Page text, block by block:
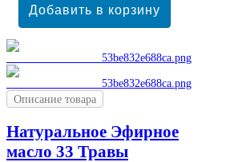
Описание товара
Натуральное Эфирное
масло 33 Травы